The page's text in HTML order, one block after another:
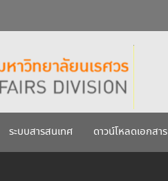
กรกฎาคม 2569
ระบบสารสนเทศ ดาวน์โหลดเอกสาร